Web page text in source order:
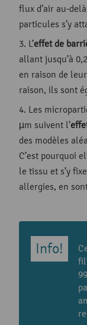
flux d’air au-
particules s’y
L’effet de
allant jusqu’à
en raison de
raison, ils sont
Les
µm suivent l’
des modèles
C’est pourquoi
le tissu et s’y
allergies, en